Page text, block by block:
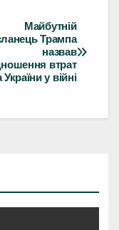
Майбутній
Трампа
назвав
втрат
у війні